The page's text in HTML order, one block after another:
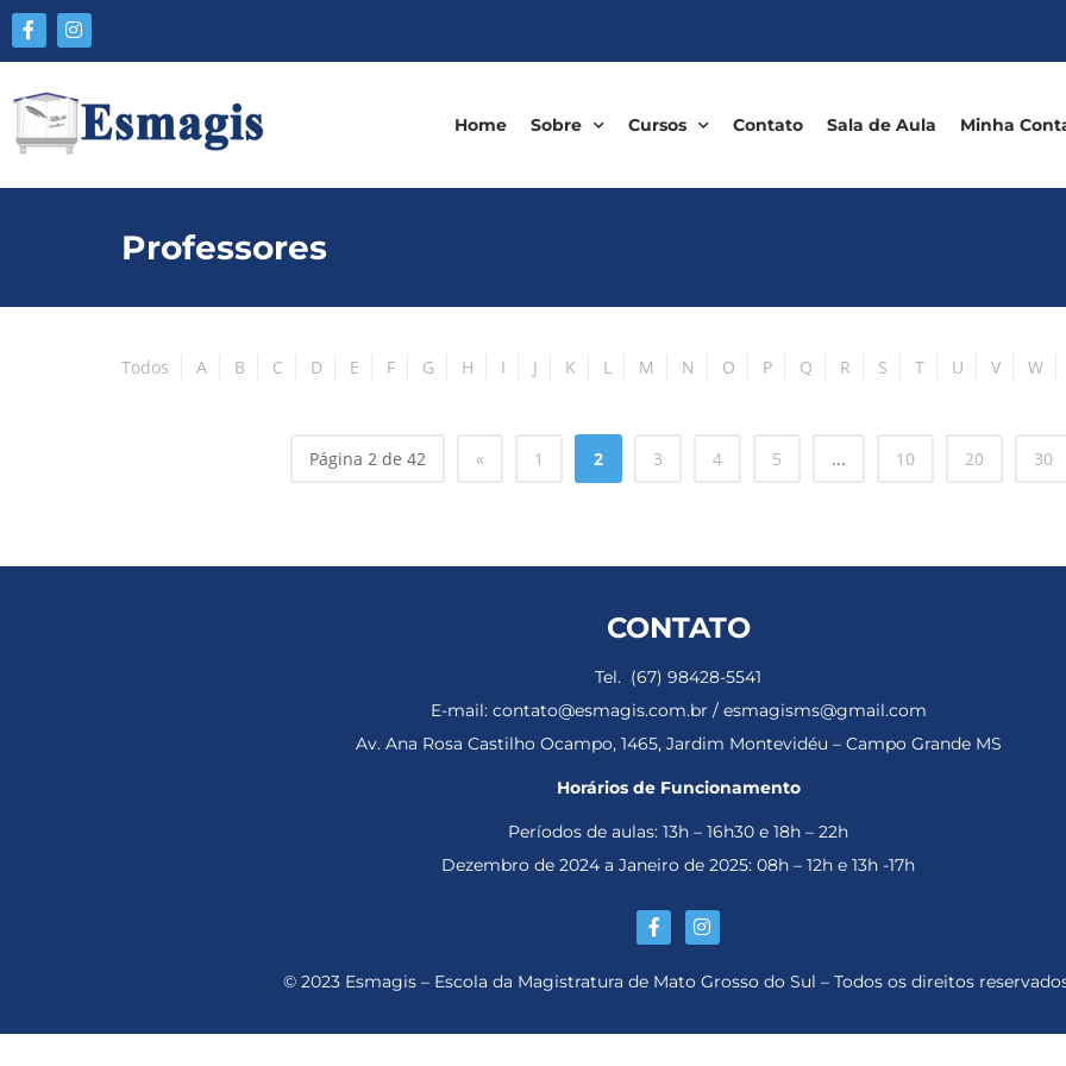
Home Sobre Cursos Contato Sala de Aula Minha
Professores
Todos A B C D E F G H I J K L M N O P Q R S T U V W
Página 2 de 42 « 1 2 3 4 5 ... 10 20 30
CONTATO
Tel. (67) 98428-5541
E-mail: contato@esmagis.com.br / esmagisms@gmail.com
Av. Ana Rosa Castilho Ocampo, 1465, Jardim Montevidéu – Campo Grande MS
Horários de Funcionamento
Períodos de aulas: 13h – 16h30 e 18h – 22h
Dezembro de 2024 a Janeiro de 2025: 08h – 12h e 13h -17h
© 2023 Esmagis – Escola da Magistratura de Mato Grosso do Sul – Todos os direitos